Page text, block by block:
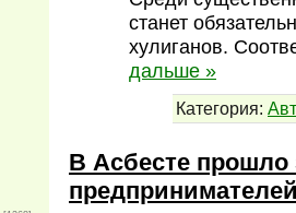
станет
хулиганов.
дальше »
Категория:
В Асбесте